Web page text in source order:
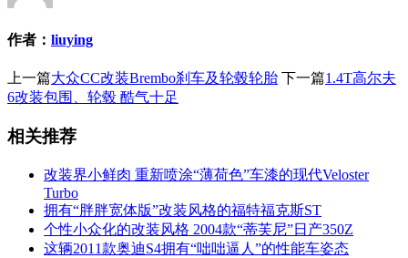
作者： liuying
上一篇大众CC改装Brembo刹车及轮毂轮胎 下一篇1.4T高尔夫
6改装包围、轮毂 酷气十足
相关推荐
改装界小鲜肉 重新喷涂“薄荷色”车漆的现代Veloster
Turbo
拥有“胖胖宽体版”改装风格的福特福克斯ST
个性小众化的改装风格 2004款“蒂芙尼”日产350Z
这辆2011款奥迪S4拥有“咄咄逼人”的性能车姿态